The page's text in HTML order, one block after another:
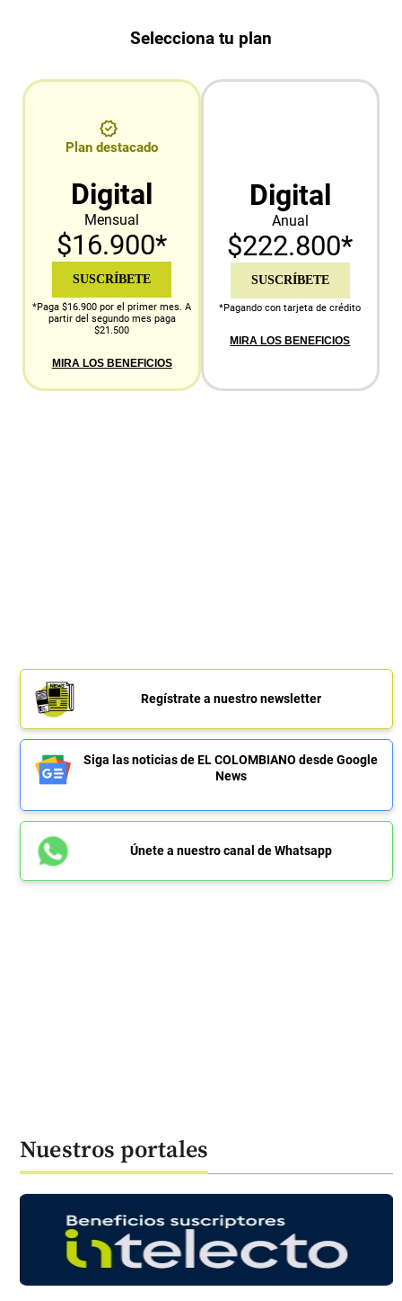
Selecciona tu plan
Plan destacado
Digital
Mensual
$16.900*
SUSCRÍBETE
*Paga $16.900 por el primer mes. A
partir del segundo mes paga
$21.500
MIRA LOS BENEFICIOS
Digital
Anual
$222.800*
SUSCRÍBETE
*Pagando con tarjeta de crédito
MIRA LOS BENEFICIOS
Regístrate a nuestro newsletter
Siga las noticias de EL COLOMBIANO desde Google
News
Únete a nuestro canal de Whatsapp
Nuestros portales